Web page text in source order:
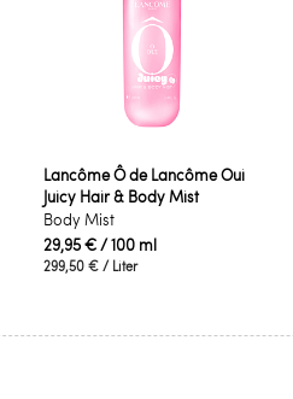
Lancôme Ô de Lancôme Oui
Juicy Hair & Body Mist
Body Mist
29,95 €/ 100 ml
299,50 €/ Liter